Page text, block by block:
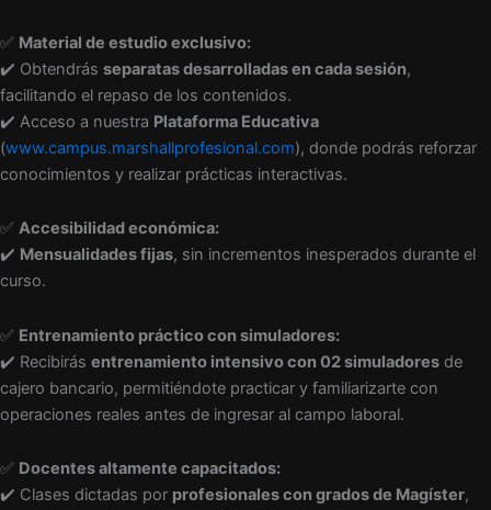
✅ Material de estudio exclusivo:
✔️ Obtendrás separatas desarrolladas en cada sesión,
facilitando el repaso de los contenidos.
✔️ Acceso a nuestra Plataforma Educativa
(www.campus.marshallprofesional.com), donde podrás reforzar
conocimientos y realizar prácticas interactivas.
✅ Accesibilidad económica:
✔️ Mensualidades fijas, sin incrementos inesperados durante el
curso.
✅ Entrenamiento práctico con simuladores:
✔️ Recibirás entrenamiento intensivo con 02 simuladores de
cajero bancario, permitiéndote practicar y familiarizarte con
operaciones reales antes de ingresar al campo laboral.
✅ Docentes altamente capacitados:
✔️ Clases dictadas por profesionales con grados de Magíster,